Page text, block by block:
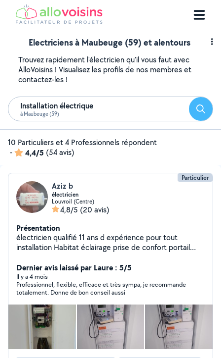
Electriciens à Maubeuge (59) et alentours
Trouvez rapidement l'électricien qu'il vous faut avec
AlloVoisins ! Visualisez les profils de nos membres et
contactez-les !
Installation électrique
à Maubeuge (59)
10 Particuliers et 4 Professionnels répondent
-
4,4/5 (54 avis)
Particulier
Aziz b
électricien
Louvroil (Centre)
4,8/5 (20 avis)
Présentation
électricien qualifié 11 ans d expérience pour tout
installation Habitat éclairage prise de confort portail
Dernier avis laissé par Laure : 5/5
Il y a 4 mois
Professionnel, flexible, efficace et très sympa, je recommande
totalement. Donne de bon conseil aussi